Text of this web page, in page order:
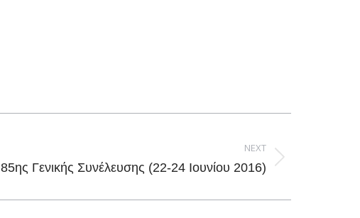
NEXT
Γενικής Συνέλευσης (22-24 Ιουνίου 2016)